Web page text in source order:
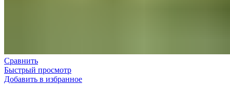
Сравнить
Быстрый просмотр
Добавить в избранное